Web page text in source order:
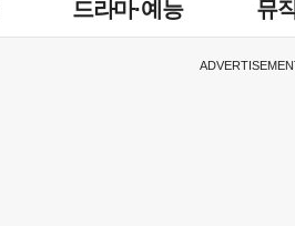
드라마·예능 뮤